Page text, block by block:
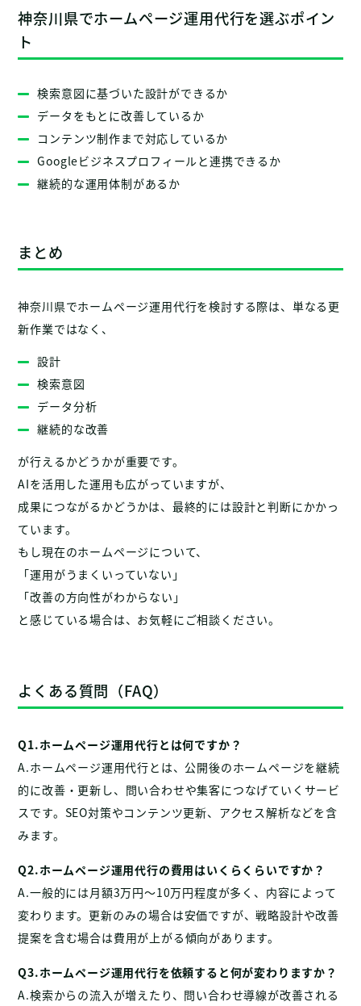
神奈川県でホームページ運用代行を選ぶポイン
ト
検索意図に基づいた設計ができるか
データをもとに改善しているか
コンテンツ制作まで対応しているか
Googleビジネスプロフィールと連携できるか
継続的な運用体制があるか
まとめ
神奈川県でホームページ運用代行を検討する際は、単なる更
新作業ではなく、
設計
検索意図
データ分析
継続的な改善
が行えるかどうかが重要です。
AIを活用した運用も広がっていますが、
成果につながるかどうかは、最終的には設計と判断にかかっ
ています。
もし現在のホームページについて、
「運用がうまくいっていない」
「改善の方向性がわからない」
と感じている場合は、お気軽にご相談ください。
よくある質問（FAQ）
Q1.ホームページ運用代行とは何ですか？
A.ホームページ運用代行とは、公開後のホームページを継続
的に改善・更新し、問い合わせや集客につなげていくサービ
スです。SEO対策やコンテンツ更新、アクセス解析などを含
みます。
Q2.ホームページ運用代行の費用はいくらくらいですか？
A.一般的には月額3万円〜10万円程度が多く、内容によって
変わります。更新のみの場合は安価ですが、戦略設計や改善
提案を含む場合は費用が上がる傾向があります。
Q3.ホームページ運用代行を依頼すると何が変わりますか？
A.検索からの流入が増えたり、問い合わせ導線が改善される